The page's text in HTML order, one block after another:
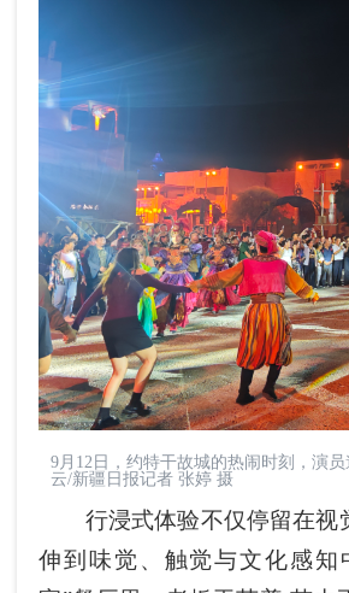
9月12日，约特干故城的热闹时刻，演
云/新疆日报记者 张婷 摄
行浸式体验不仅停留在视
伸到味觉、触觉与文化感知